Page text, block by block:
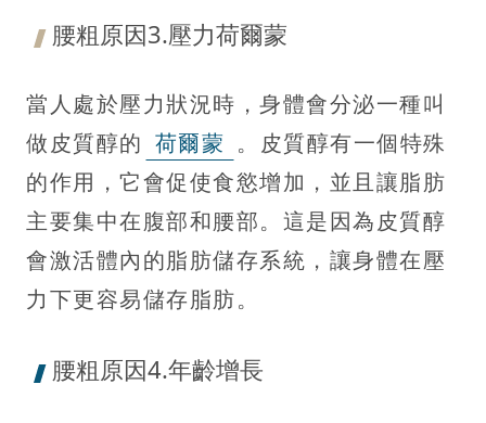
腰粗原因3.壓力荷爾蒙
當人處於壓力狀況時，身體會分泌一種叫
做皮質醇的 荷爾蒙 。皮質醇有一個特殊
的作用，它會促使食慾增加，並且讓脂肪
主要集中在腹部和腰部。這是因為皮質醇
會激活體內的脂肪儲存系統，讓身體在壓
力下更容易儲存脂肪。
腰粗原因4.年齡增長